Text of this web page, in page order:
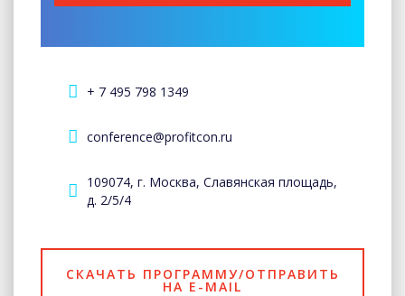
+ 7 495 798 1349
conference@profitcon.ru
109074, г. Москва, Славянская площадь,
д. 2/5/4
СКАЧАТЬ ПРОГРАММУ/ОТПРАВИТЬ
НА E-MAIL